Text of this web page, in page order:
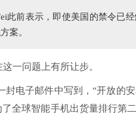
此前表示，即使美国的禁令已
案。
一问题上有所让步。
电子邮件中写到，“开放的
全球智能手机出货量排行第